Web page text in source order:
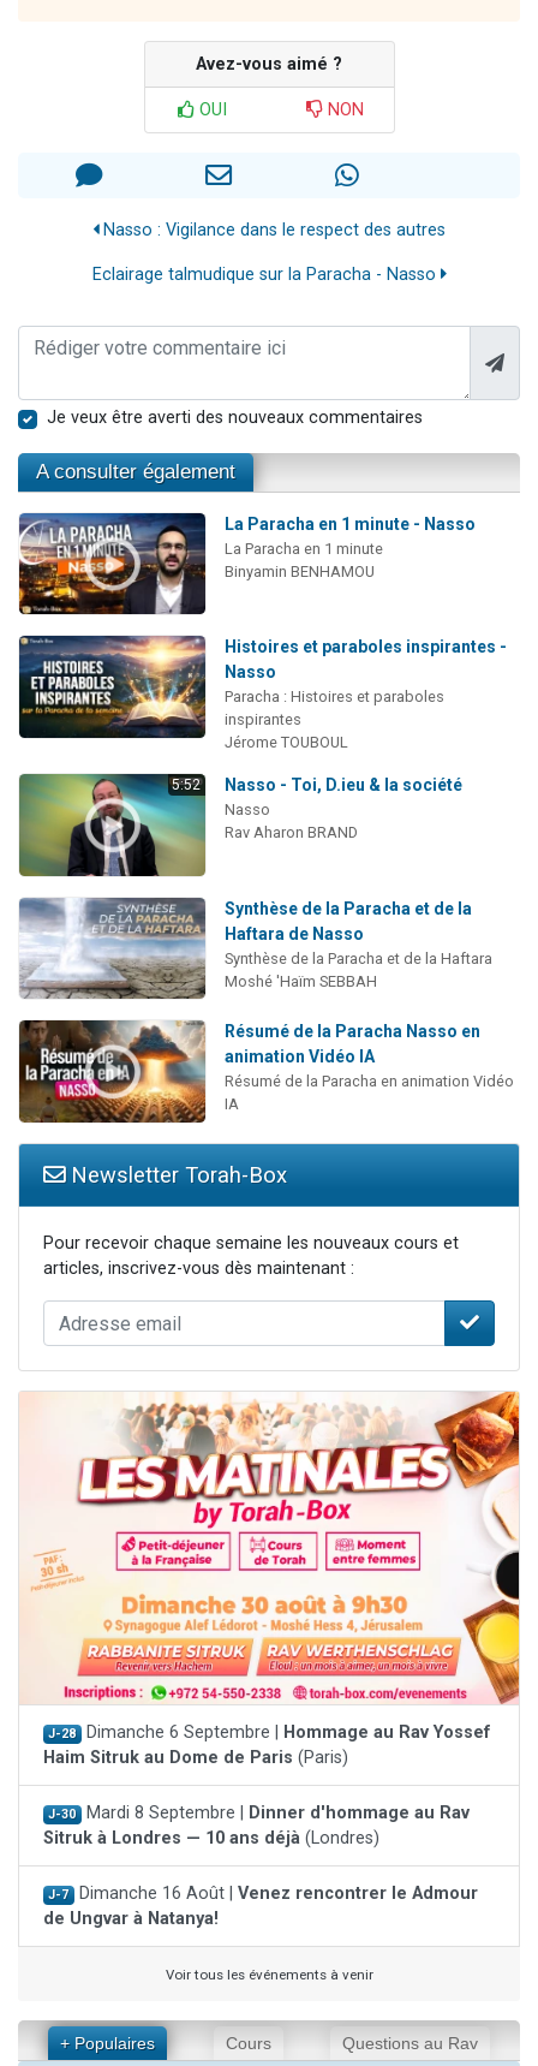
Avez-vous aimé ?
OUI NON
Nasso : Vigilance dans le respect des autres
Eclairage talmudique sur la Paracha - Nasso
Je veux être averti des nouveaux commentaires
A consulter également
La Paracha en 1 minute - Nasso
La Paracha en 1 minute
Binyamin BENHAMOU
Histoires et paraboles inspirantes -
Nasso
Paracha : Histoires et paraboles
inspirantes
Jérome TOUBOUL
5:52 Nasso - Toi, D.ieu & la société
Nasso
Rav Aharon BRAND
Synthèse de la Paracha et de la
Haftara de Nasso
Synthèse de la Paracha et de la Haftara
Moshé 'Haïm SEBBAH
Résumé de la Paracha Nasso en
animation Vidéo IA
Résumé de la Paracha en animation Vidéo
IA
Newsletter Torah-Box
Pour recevoir chaque semaine les nouveaux cours et
articles, inscrivez-vous dès maintenant :
J-28 Dimanche 6 Septembre |
Hommage au Rav Yossef
Haim Sitruk au Dome de Paris (Paris)
J-30 Mardi 8 Septembre |
Dinner d'hommage au Rav
Sitruk à Londres — 10 ans déjà (Londres)
J-7 Dimanche 16 Août | Venez rencontrer le Admour
de Ungvar à Natanya!
Voir tous les événements à venir
+ Populaires Cours Questions au Rav